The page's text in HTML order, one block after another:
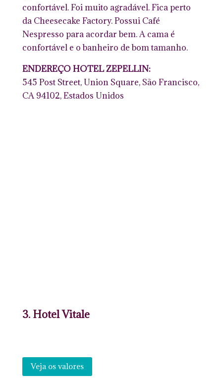
confortável. Foi muito agradável. Fica perto
da Cheesecake Factory. Possui Café
Nespresso para acordar bem. A cama é
confortável e o banheiro de bom tamanho.
ENDEREÇO HOTEL ZEPELLIN:
545 Post Street, Union Square, São Francisco,
CA 94102, Estados Unidos
3. Hotel Vitale
Veja os valores